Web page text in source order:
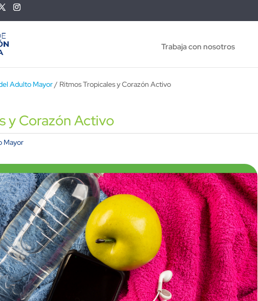
Trabaja con nosotros
Adulto Mayor/ Ritmos Tropicales y Corazón Activo
y Corazón Activo
Mayor